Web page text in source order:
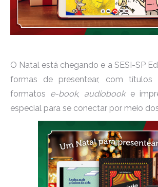
O Natal está chegando e a SESI-SP
formas de presentear, com títulos
formatos e-book, audiobooke
especial para se conectar por meio